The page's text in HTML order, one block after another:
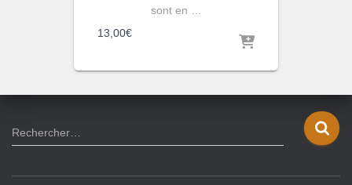
sont en …
13,00€
R
e
h
Rechercher…